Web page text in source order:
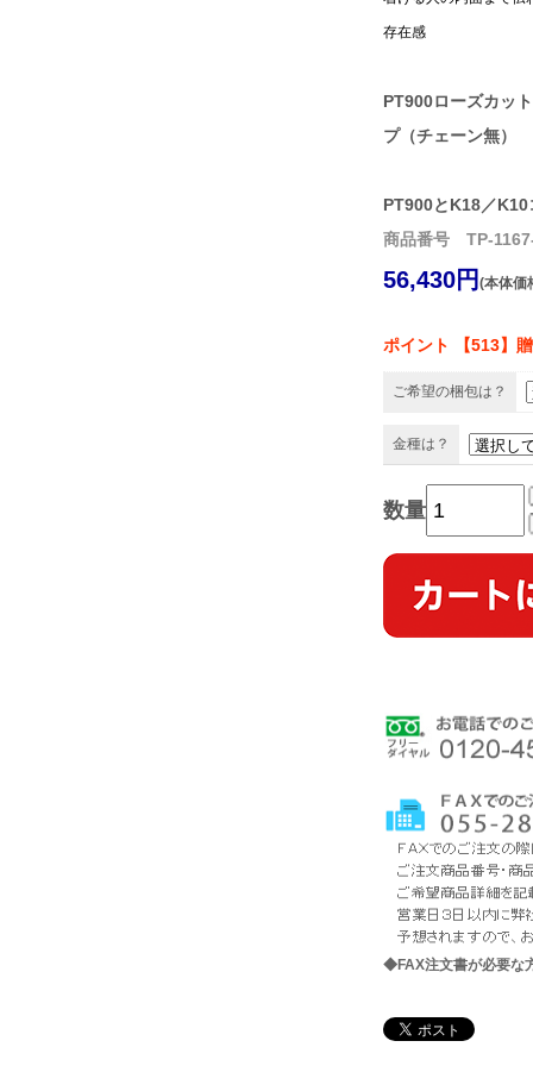
存在感
PT900ローズカッ
プ（チェーン無）
PT900とK18／K10
商品番号 TP-
56,430円 (本体価
ポイント 【513】
ご希望の梱包は？
金種は？
数量
◆FAX注文書が必要な